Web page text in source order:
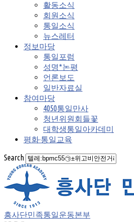
활동소식
회원소식
통일소식
뉴스레터
정보마당
통일포럼
성명*논평
언론보도
일반자료실
참여마당
4050통일만사
청년위원회들꽃
대학생통일아카데미
평화·통일교육
Search
흥사단민족통일운동본부